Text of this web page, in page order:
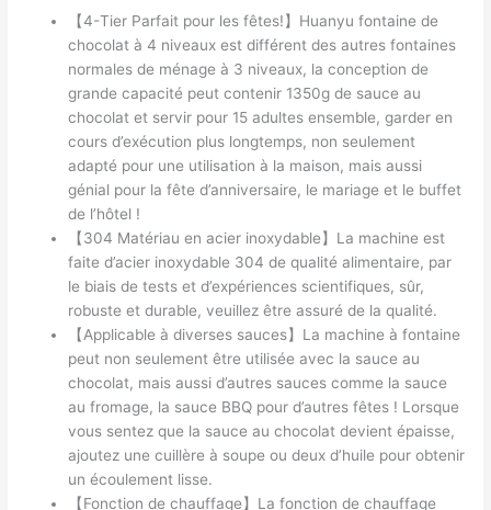
【4-Tier Parfait pour les fêtes!】Huanyu fontaine de
chocolat à 4 niveaux est différent des autres fontaines
normales de ménage à 3 niveaux, la conception de
grande capacité peut contenir 1350g de sauce au
chocolat et servir pour 15 adultes ensemble, garder en
cours d’exécution plus longtemps, non seulement
adapté pour une utilisation à la maison, mais aussi
génial pour la fête d’anniversaire, le mariage et le buffet
de l’hôtel !
【304 Matériau en acier inoxydable】La machine est
faite d’acier inoxydable 304 de qualité alimentaire, par
le biais de tests et d’expériences scientifiques, sûr,
robuste et durable, veuillez être assuré de la qualité.
【Applicable à diverses sauces】La machine à fontaine
peut non seulement être utilisée avec la sauce au
chocolat, mais aussi d’autres sauces comme la sauce
au fromage, la sauce BBQ pour d’autres fêtes ! Lorsque
vous sentez que la sauce au chocolat devient épaisse,
ajoutez une cuillère à soupe ou deux d’huile pour obtenir
un écoulement lisse.
【Fonction de chauffage】La fonction de chauffage